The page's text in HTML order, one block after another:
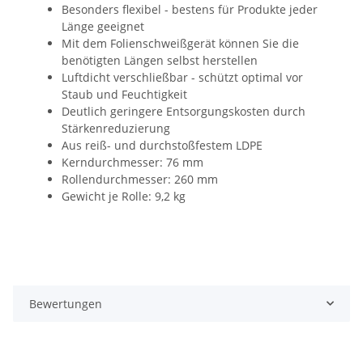
Besonders flexibel - bestens für Produkte jeder
Länge geeignet
Mit dem Folienschweißgerät können Sie die
benötigten Längen selbst herstellen
Luftdicht verschließbar - schützt optimal vor
Staub und Feuchtigkeit
Deutlich geringere Entsorgungskosten durch
Stärkenreduzierung
Aus reiß- und durchstoßfestem LDPE
Kerndurchmesser: 76 mm
Rollendurchmesser: 260 mm
Gewicht je Rolle: 9,2 kg
Bewertungen